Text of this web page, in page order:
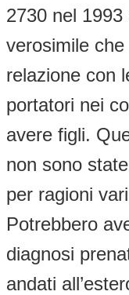
2730 nel 1993
verosimile
relazione con
portatori nei
avere figli.
non sono
per ragioni
Potrebbero
diagnosi
andati